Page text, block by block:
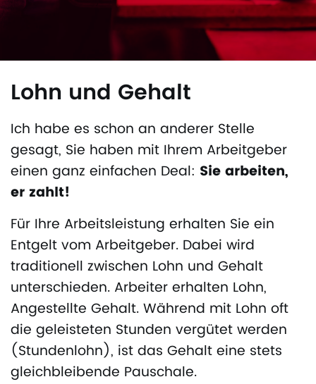
Lohn und Gehalt
Ich habe es schon an anderer Stelle
gesagt, Sie haben mit Ihrem Arbeitgeber
einen ganz einfachen Deal: Sie arbeiten,
er zahlt!
Für Ihre Arbeitsleistung erhalten Sie ein
Entgelt vom Arbeitgeber. Dabei wird
traditionell zwischen Lohn und Gehalt
unterschieden. Arbeiter erhalten Lohn,
Angestellte Gehalt. Während mit Lohn oft
die geleisteten Stunden vergütet werden
(Stundenlohn), ist das Gehalt eine stets
gleichbleibende Pauschale.